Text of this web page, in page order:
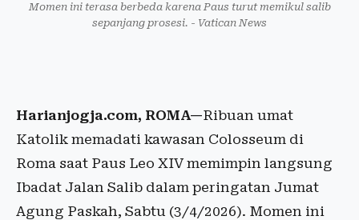
Momen ini terasa berbeda karena Paus turut memikul salib
sepanjang prosesi. - Vatican News
Harianjogja.com, ROMA—Ribuan umat
Katolik memadati kawasan Colosseum di
Roma saat Paus Leo XIV memimpin langsung
Ibadat Jalan Salib dalam peringatan Jumat
Agung Paskah, Sabtu (3/4/2026). Momen ini